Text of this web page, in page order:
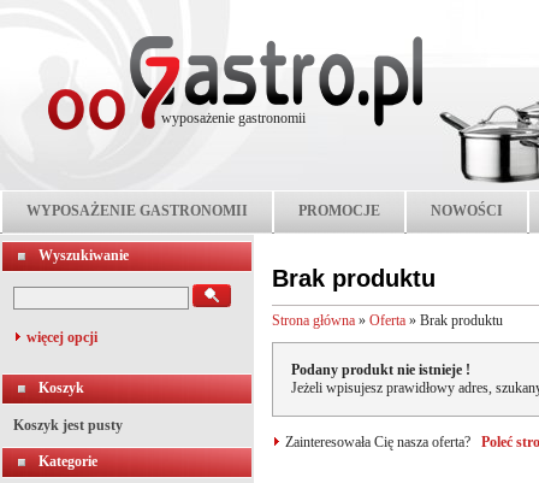
wyposażenie gastronomii
WYPOSAŻENIE GASTRONOMII PROMOCJE NOWOŚCI
Wyszukiwanie
więcej opcji
Koszyk
Koszyk jest pusty
Kategorie
Brak produktu
Strona główna » Oferta » Brak produktu
Podany produkt nie istnieje !
Jeżeli wpisujesz prawidłowy adres,
Zainteresowała Cię nasza oferta? Poleć